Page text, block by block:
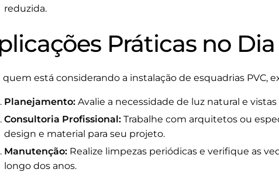
reduzida.
Práticas no
quem está considerando a instalação de esquadrias PVC,
Planejamento: Avalie a necessidade de luz natural e
Consultoria Profissional: Trabalhe com arquitetos ou
design e material para seu projeto.
Manutenção: Realize limpezas periódicas e verifique as
longo dos anos.